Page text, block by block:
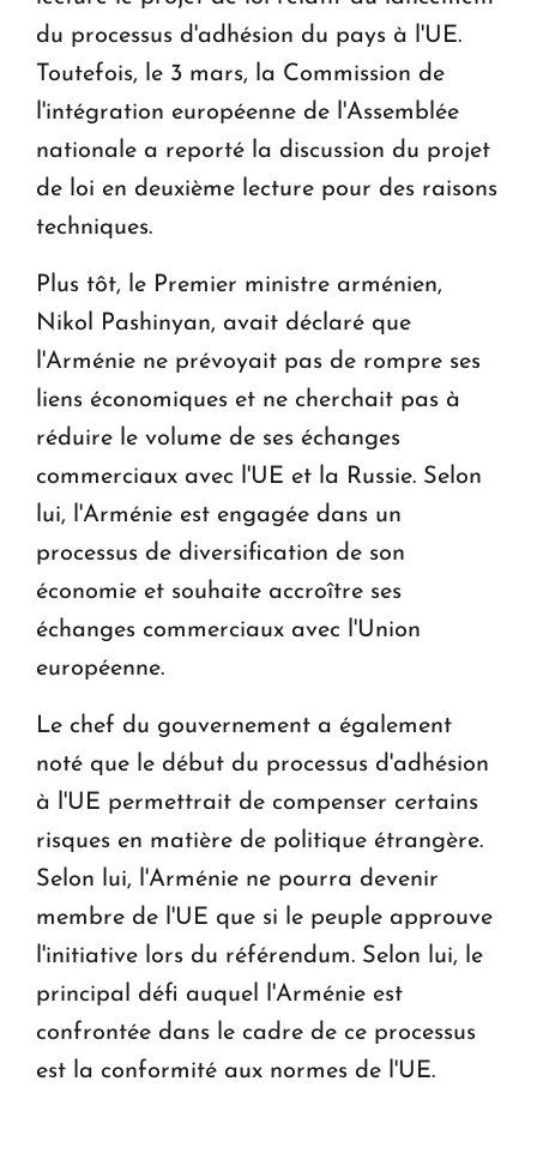
du processus d'adhésion du pays à l'UE.
Toutefois, le 3 mars, la Commission de
l'intégration européenne de l'Assemblée
nationale a reporté la discussion du projet
de loi en deuxième lecture pour des raisons
techniques.
Plus tôt, le Premier ministre arménien,
Nikol Pashinyan, avait déclaré que
l'Arménie ne prévoyait pas de rompre ses
liens économiques et ne cherchait pas à
réduire le volume de ses échanges
commerciaux avec l'UE et la Russie. Selon
lui, l'Arménie est engagée dans un
processus de diversification de son
économie et souhaite accroître ses
échanges commerciaux avec l'Union
européenne.
Le chef du gouvernement a également
noté que le début du processus d'adhésion
à l'UE permettrait de compenser certains
risques en matière de politique étrangère.
Selon lui, l'Arménie ne pourra devenir
membre de l'UE que si le peuple approuve
l'initiative lors du référendum. Selon lui, le
principal défi auquel l'Arménie est
confrontée dans le cadre de ce processus
est la conformité aux normes de l'UE.